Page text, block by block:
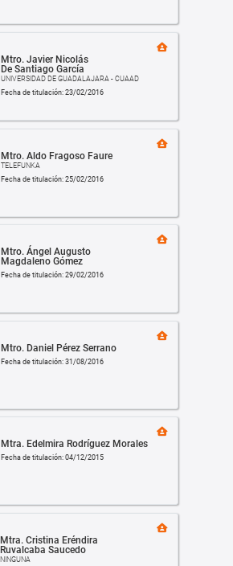
Mtro. Javier Nicolás
De Santiago García
UNIVERSIDAD DE GUADALAJARA - CUAAD
Fecha de titulación: 23/02/2016
Mtro. Aldo Fragoso Faure
TELEFUNKA
Fecha de titulación: 25/02/2016
Mtro. Ángel Augusto
Magdaleno Gómez
Fecha de titulación: 29/02/2016
Mtro. Daniel Pérez Serrano
Fecha de titulación: 31/08/2016
Mtra. Edelmira Rodríguez Morales
Fecha de titulación: 04/12/2015
Mtra. Cristina Eréndira
Ruvalcaba Saucedo
NINGUNA